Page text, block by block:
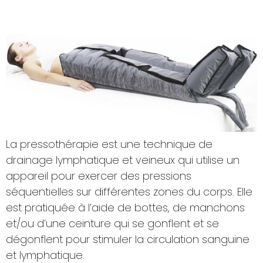
La pressothérapie est une technique de
drainage lymphatique et veineux qui utilise un
appareil pour exercer des pressions
séquentielles sur différentes zones du corps. Elle
est pratiquée à l’aide de bottes, de manchons
et/ou d’une ceinture qui se gonflent et se
dégonflent pour stimuler la circulation sanguine
et lymphatique.